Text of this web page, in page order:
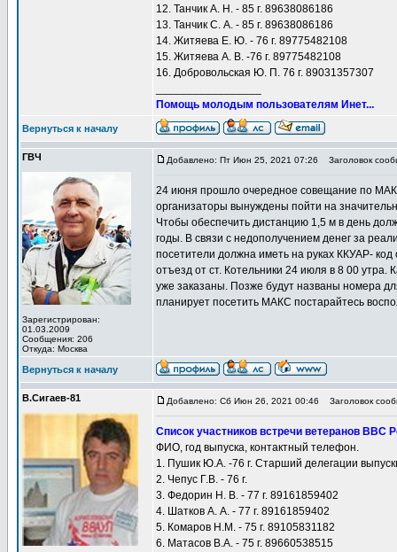
12. Танчик А. Н. - 85 г. 89638086186
13. Танчик С. А. - 85 г. 89638086186
14. Житяева Е. Ю. - 76 г. 89775482108
15. Житяева А. В. -76 г. 89775482108
16. Добровольская Ю. П. 76 г. 89031357307
Помощь молодым пользователям Инет...
Вернуться к началу
ГВЧ
Зарегистрирован:
01.03.2009
Сообщения: 206
Откуда: Москва
Добавлено: Пт Июн 25, 2021 07:26 Заголовок
24 июня прошло очередное совещание по
организаторы вынуждены пойти на
Чтобы обеспечить дистанцию 1,5 м в день
годы. В связи с недополучением денег за
посетители должна иметь на руках ККУАР-
отъезд от ст. Котельники 24 июля в 8 00
уже заказаны. Позже будут названы номера
планирует посетить МАКС постарайтесь
Вернуться к началу
В.Сигаев-81 Добавлено: Сб Июн 26, 2021 00:46 Заголовок
Список участников встречи ветеранов
ФИО, год выпуска, контактный телефон.
1. Пушик Ю.А. -76 г. Старший делегации
2. Чепус Г.В. - 76 г.
3. Федорин Н. В. - 77 г. 89161859402
4. Шатков А. А. - 77 г. 89161859402
5. Комаров Н.М. - 75 г. 89105831182
6. Матасов В.А. - 75 г. 89660538515